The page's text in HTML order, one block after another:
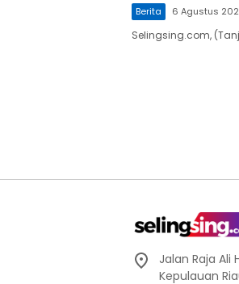
Berita 6 Agustus
Selingsing.com,
Jalan Raja Ali
Kepulauan